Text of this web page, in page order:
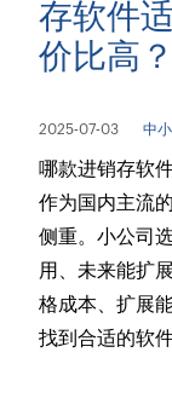
存软件
价比高？
2025-07-03 中
哪款进销存软
作为国内主流
侧重。小公司
用、未来能扩
格成本、扩展
找到合适的软件